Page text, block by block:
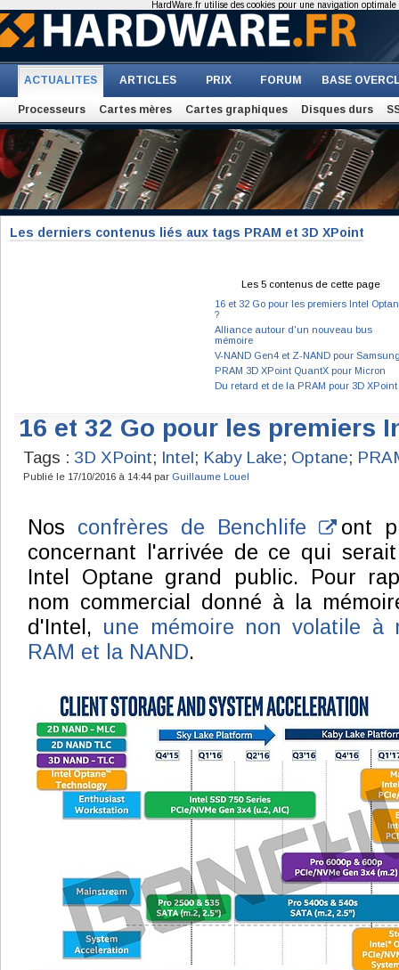
ACTUALITES ARTICLES PRIX FORUM BASE
Processeurs Cartes mères Cartes graphiques Disques durs
Les derniers contenus liés aux tags PRAM et 3D XPoint
Les 5 contenus de cette page
16 et 32 Go pour les premiers Intel
?
Alliance autour d'un nouveau bus
mémoire
V-NAND Gen4 et Z-NAND pour
PRAM 3D XPoint QuantX pour Micron
Du retard et de la PRAM pour 3D XPoint
16 et 32 Go pour les premiers
Tags : 3D XPoint; Intel; Kaby Lake; Optane;
Publié le 17/10/2016 à 14:44 par Guillaume Louel
Nos confrères de Benchlife
ont
concernant l'arrivée de ce qui
Intel Optane grand public. Pour
nom commercial donné à la
d'Intel, une mémoire non volatile à
RAM et la NAND.
HardWare.fr utilise des cookies pour une navigation